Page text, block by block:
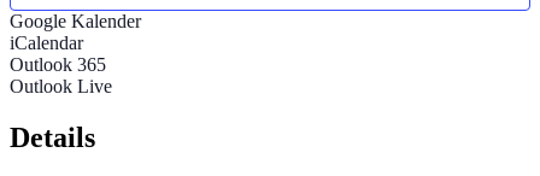
Google Kalender
iCalendar
Outlook 365
Outlook Live
Details